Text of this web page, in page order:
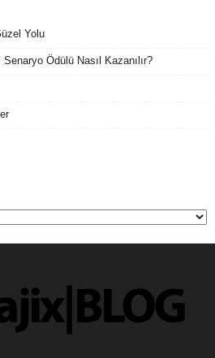
Yolu
Ödülü Nasıl Kazanılır?